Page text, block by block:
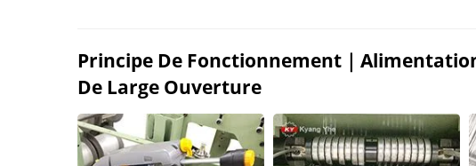
Principe De Fonctionnement｜
De Large Ouverture